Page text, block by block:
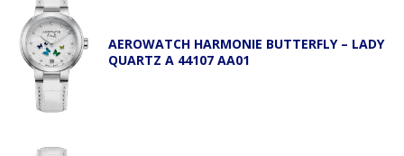
AEROWATCH HARMONIE BUTTERFLY – LADY
QUARTZ A 44107 AA01